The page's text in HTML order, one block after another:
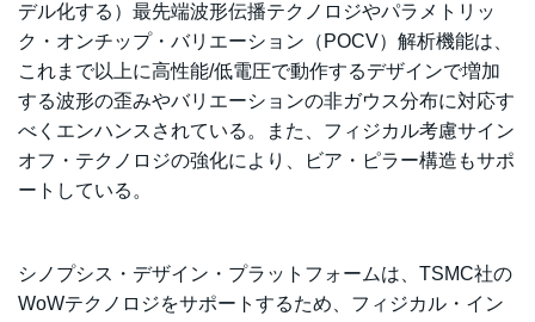
デル化する）最先端波形伝播テクノロジやパラメトリッ
ク・オンチップ・バリエーション（POCV）解析機能は、
これまで以上に高性能/低電圧で動作するデザインで増加
する波形の歪みやバリエーションの非ガウス分布に対応す
べくエンハンスされている。また、フィジカル考慮サイン
オフ・テクノロジの強化により、ビア・ピラー構造もサポ
ートしている。
シノプシス・デザイン・プラットフォームは、TSMC社の
WoWテクノロジをサポートするため、フィジカル・イン